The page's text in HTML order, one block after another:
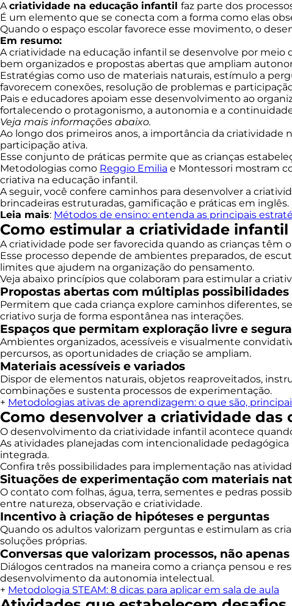
Acriatividade na educação infantil faz parte dos
É um elemento que se conecta com a forma como elas
Quando o espaço escolar favorece esse movimento, o
Em resumo:
A criatividade na educação infantil se desenvolve por meio
bem organizados e propostas abertas que ampliam
Estratégias como uso de materiais naturais, estímulo a
favorecem conexões, resolução de problemas e
Pais e educadores apoiam esse desenvolvimento ao
fortalecendo o protagonismo, a autonomia e a
Veja mais informações abaixo.
Ao longo dos primeiros anos, a importância da
participação ativa.
Esse conjunto de práticas permite que as crianças
Metodologias como Reggio Emilia e Montessori mostram
criativa na educação infantil.
A seguir, você confere caminhos para desenvolver a
brincadeiras estruturadas, gamificação e práticas em inglês.
Leia mais: Métodos de ensino: entenda as principais
Como estimular a criatividade infantil
A criatividade pode ser favorecida quando as crianças têm
Esse processo depende de ambientes preparados, de
limites que ajudem na organização do pensamento.
Veja abaixo princípios que colaboram para estimular a
Propostas abertas com múltiplas possibilidades
Permitem que cada criança explore caminhos diferentes,
criativo surja de forma espontânea nas interações.
Espaços que permitam exploração livre e segura
Ambientes organizados, acessíveis e visualmente
percursos, as oportunidades de criação se ampliam.
Materiais acessíveis e variados
Dispor de elementos naturais, objetos reaproveitados,
combinações e sustenta processos de experimentação.
+ Metodologias ativas de aprendizagem: o que são,
Como desenvolver a criatividade
O desenvolvimento da criatividade infantil acontece
As atividades planejadas com intencionalidade
integrada.
Confira três possibilidades para implementação nas
Situações de experimentação com materiais
O contato com folhas, água, terra, sementes e pedras
entre natureza, observação e criatividade.
Incentivo à criação de hipóteses e perguntas
Quando os adultos valorizam perguntas e estimulam as
soluções próprias.
Conversas que valorizam processos, não
Diálogos centrados na maneira como a criança pensou e
desenvolvimento da autonomia intelectual.
+ Metodologia STEAM: 8 dicas para aplicar em sala de aula